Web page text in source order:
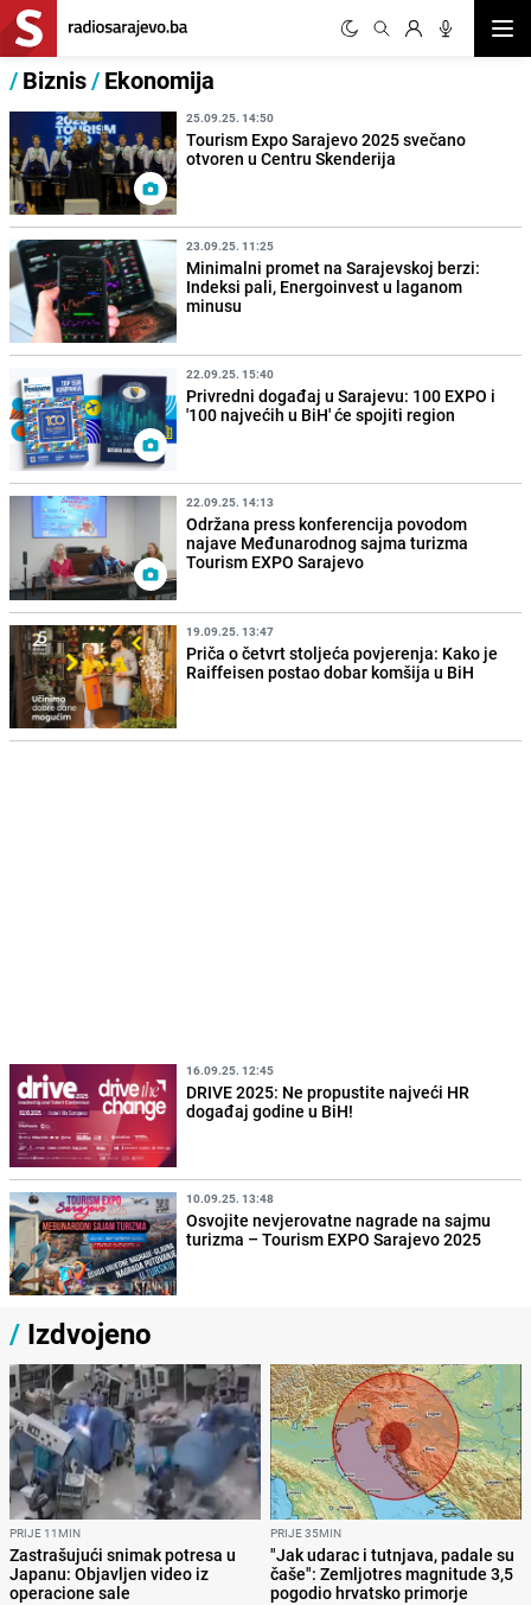
/Biznis/Ekonomija
25.09.25. 14:50
Tourism Expo Sarajevo 2025 svečano
otvoren u Centru Skenderija
23.09.25. 11:25
Minimalni promet na Sarajevskoj berzi:
Indeksi pali, Energoinvest u laganom
minusu
22.09.25. 15:40
Privredni događaj u Sarajevu: 100 EXPO i
'100 najvećih u BiH' će spojiti region
22.09.25. 14:13
Održana press konferencija povodom
najave Međunarodnog sajma turizma
Tourism EXPO Sarajevo
19.09.25. 13:47
Priča o četvrt stoljeća povjerenja: Kako je
Raiffeisen postao dobar komšija u BiH
16.09.25. 12:45
DRIVE 2025: Ne propustite najveći HR
događaj godine u BiH!
10.09.25. 13:48
Osvojite nevjerovatne nagrade na sajmu
turizma – Tourism EXPO Sarajevo 2025
/ Izdvojeno
PRIJE 11MIN
Zastrašujući snimak potresa u
Japanu: Objavljen video iz
operacione sale
PRIJE 35MIN
"Jak udarac i tutnjava, padale su
čaše": Zemljotres magnitude 3,5
pogodio hrvatsko primorje